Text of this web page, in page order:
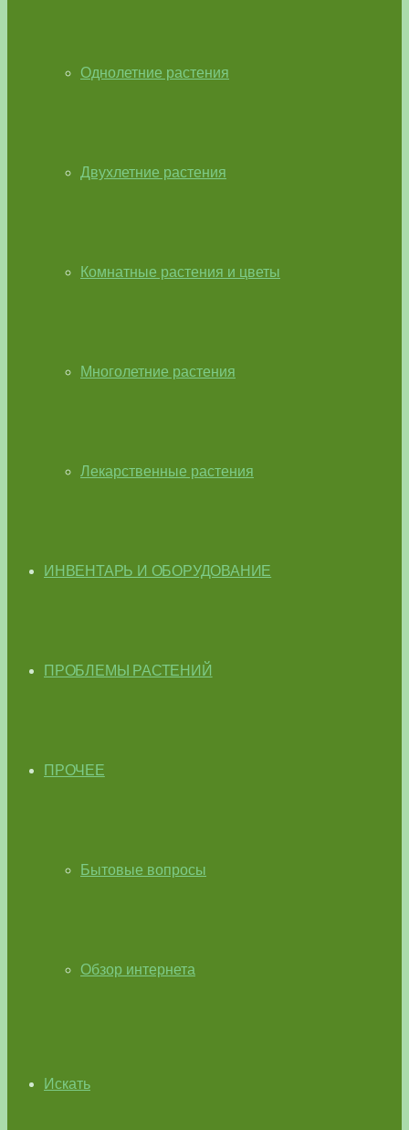
Однолетние растения
Двухлетние растения
Комнатные растения и цветы
Многолетние растения
Лекарственные растения
ИНВЕНТАРЬ И ОБОРУДОВАНИЕ
ПРОБЛЕМЫ РАСТЕНИЙ
ПРОЧЕЕ
Бытовые вопросы
Обзор интернета
Искать